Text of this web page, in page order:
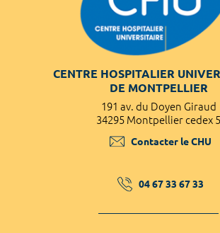
CENTRE HOSPITALIER
DE MONTPELLIER
191 av. du Doyen Giraud
34295 Montpellier cedex 5
Contacter le CHU
04 67 33 67 33